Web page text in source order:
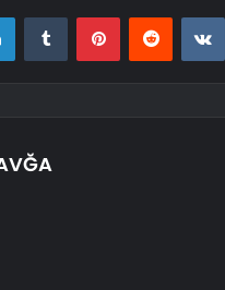
LinkedInTumblr PinterestReddit